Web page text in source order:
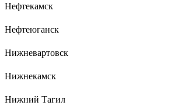
Нефтекамск
Нефтеюганск
Нижневартовск
Нижнекамск
Нижний Тагил